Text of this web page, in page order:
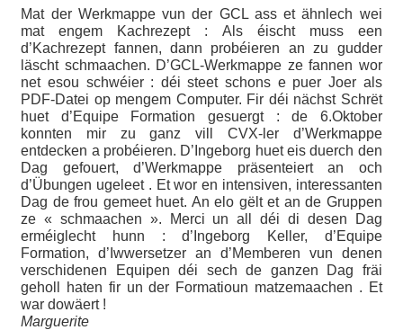
Mat der Werkmappe vun der GCL ass et ähnlech wei
mat engem Kachrezept : Als éischt muss een
d’Kachrezept fannen, dann probéieren an zu gudder
läscht schmaachen. D’GCL-Werkmappe ze fannen wor
net esou schwéier : déi steet schons e puer Joer als
PDF-Datei op mengem Computer. Fir déi nächst Schrët
huet d’Equipe Formation gesuergt : de 6.Oktober
konnten mir zu ganz vill CVX-ler d’Werkmappe
entdecken a probéieren. D’Ingeborg huet eis duerch den
Dag gefouert, d’Werkmappe präsenteiert an och
d’Übungen ugeleet . Et wor en intensiven, interessanten
Dag de frou gemeet huet. An elo gëlt et an de Gruppen
ze « schmaachen ». Merci un all déi di desen Dag
erméiglecht hunn : d’Ingeborg Keller, d’Equipe
Formation, d’Iwwersetzer an d’Memberen vun denen
verschidenen Equipen déi sech de ganzen Dag fräi
geholl haten fir un der Formatioun matzemaachen . Et
war dowäert !
Marguerite